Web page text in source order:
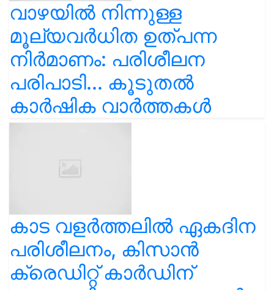
വാഴയിൽ നിന്നുള്ള
മൂല്യവർധിത ഉത്പന്ന
നിർമാണം: പരിശീലന
പരിപാടി... കൂടുതൽ
കാർഷിക വാർത്തകൾ
കാട വളര്‍ത്തലിൽ ഏകദിന
പരിശീലനം, കിസാൻ
ക്രെഡിറ്റ് കാർഡിന്